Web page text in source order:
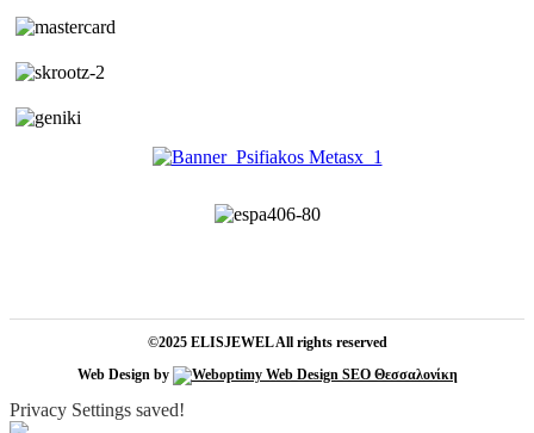
©2025 ELISJEWEL All rights reserved
Web Design by
Privacy Settings saved!